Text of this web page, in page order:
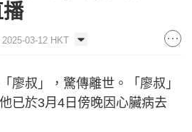
03-12 HKT
廖叔」，驚傳離世。「廖叔」
已於3月4日傍晚因心臟病去